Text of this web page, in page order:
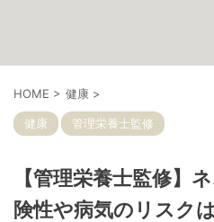
HOME > 健康 >
健康 管理栄養士監修
【管理栄養士監修】
険性や病気のリスク